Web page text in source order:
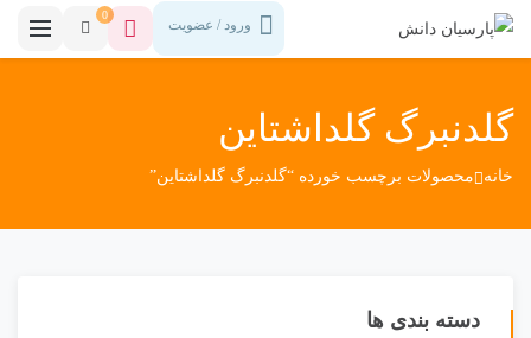
ورود / عضویت
0
گلدنبرگ گلداشتاین
خانه محصولات برچسب خورده “گلدنبرگ گلداشتاین”
دسته بندی ها